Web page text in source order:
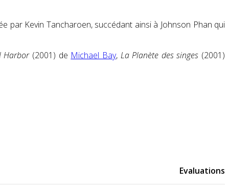
par Kevin Tancharoen, succédant ainsi à Johnson Phan qui
Harbor(2001) de Michael Bay, La Planète des singes (2001)
Evaluations